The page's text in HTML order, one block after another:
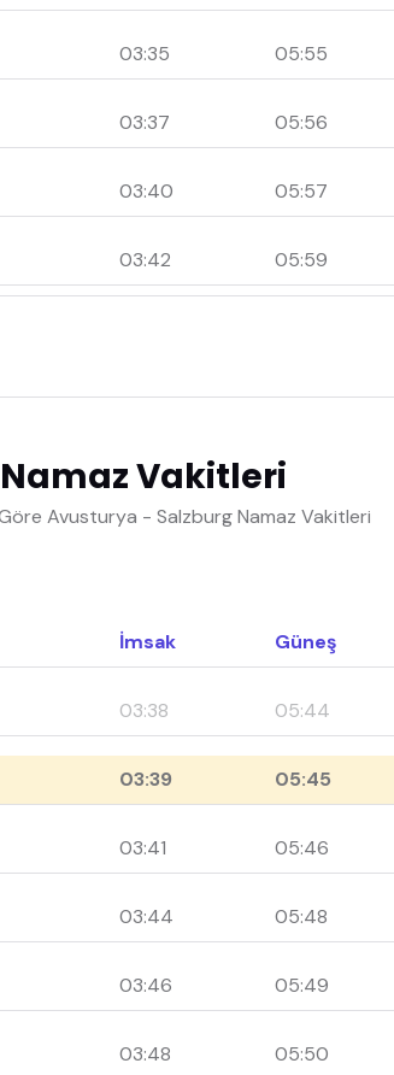
03:35 05:55
03:37 05:56
03:40 05:57
03:42 05:59
Vakitleri
Avusturya - Salzburg Namaz Vakitleri
İmsak Güneş
03:38 05:44
03:39 05:45
03:41 05:46
03:44 05:48
03:46 05:49
03:48 05:50